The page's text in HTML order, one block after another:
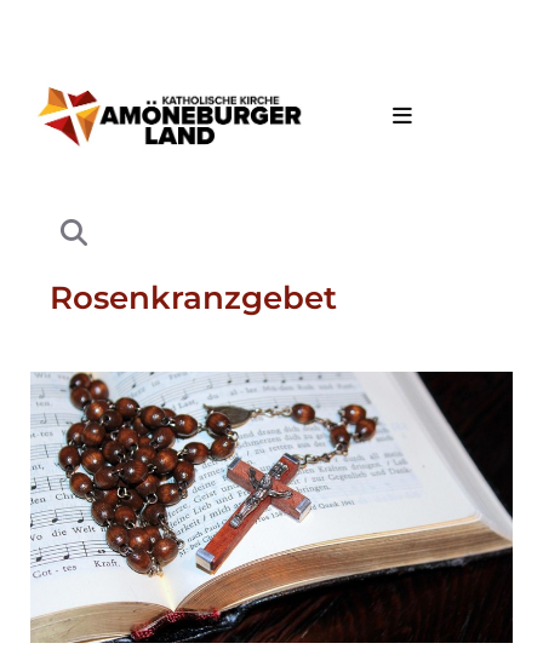
Rosenkranzgebet